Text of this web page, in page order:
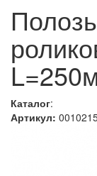
Каталог:
Артикул: